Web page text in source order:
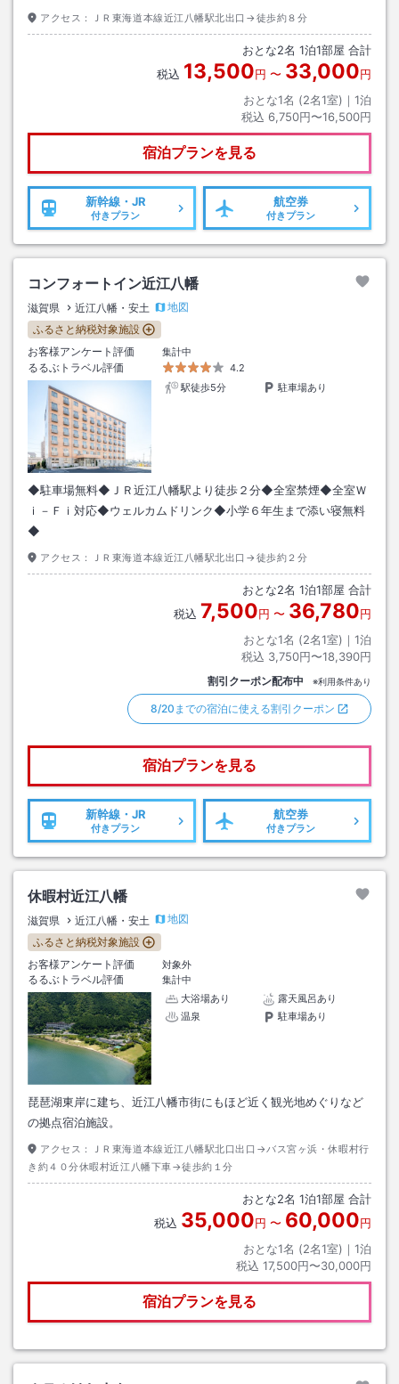
アクセス： ＪＲ東海道本線近江八幡駅北出口→徒歩約８分
おとな2名 1泊1部屋 合計
税込 13,500円 〜 33,000円
おとな1名 (2名1室)｜ 1泊
税込 6,750円〜16,500円
宿泊プランを見る
新幹線・JR
付きプラン
航空券
付きプラン
コンフォートイン近江八幡
滋賀県 近江八幡・安土
地図
ふるさと納税対象施設
お客様アンケート評価
集計中
るるぶトラベル評価
4.2
駅徒歩5分
駐車場あり
◆駐車場無料◆ＪＲ近江八幡駅より徒歩２分◆全室禁煙◆全室Ｗ
ｉ－Ｆｉ対応◆ウェルカムドリンク◆小学６年生まで添い寝無料
◆
アクセス： ＪＲ東海道本線近江八幡駅北出口→徒歩約２分
おとな2名 1泊1部屋 合計
税込 7,500円 〜 36,780円
おとな1名 (2名1室)｜ 1泊
税込 3,750円〜18,390円
割引クーポン配布中 ※利用条件あり
8/20までの宿泊に使える割引クーポン
宿泊プランを見る
新幹線・JR
付きプラン
航空券
付きプラン
休暇村近江八幡
滋賀県 近江八幡・安土
地図
ふるさと納税対象施設
お客様アンケート評価
対象外
るるぶトラベル評価
集計中
大浴場あり
露天風呂あり
温泉
駐車場あり
琵琶湖東岸に建ち、近江八幡市街にもほど近く観光地めぐりなど
の拠点宿泊施設。
アクセス：
ＪＲ東海道本線近江八幡駅北口出口→バス宮ヶ浜・休暇村行
き約４０分休暇村近江八幡下車→徒歩約１分
おとな2名 1泊1部屋 合計
税込 35,000円 〜 60,000円
おとな1名 (2名1室)｜ 1泊
税込 17,500円〜30,000円
宿泊プランを見る